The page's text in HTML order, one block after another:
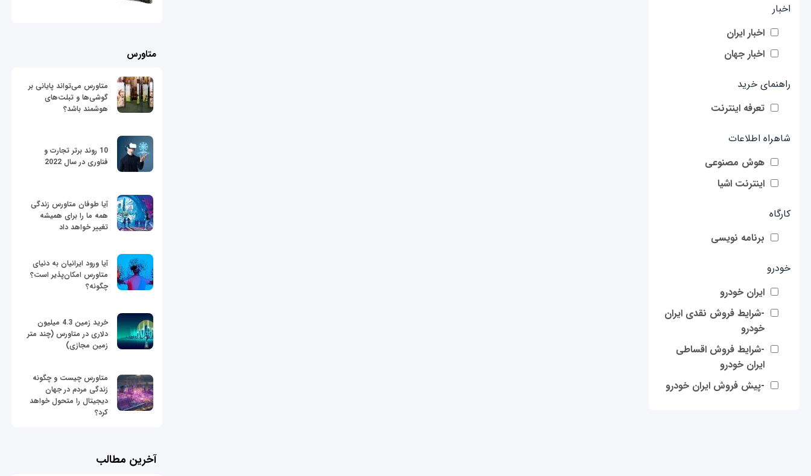
اخبار
اخبار ایران
اخبار جهان
راهنمای خرید
تعرفه اینترنت
شاهراه اطلاعات
هوش مصنوعی
اینترنت اشیا
کارگاه
برنامه نویسی
خودرو
ایران خودرو
-شرایط فروش نقدی ایران
خودرو
-شرایط فروش اقساطی
ایران خودرو
-پیش فروش ایران خودرو
متاورس
متاورس می‌تواند پایانی بر
گوشی‌ها و تبلت‌های
هوشمند باشد؟
10 روند برتر تجارت و
فناوری در سال 2022
آیا طوفان متاورس زندگی
همه ما را برای همیشه
تغییر خواهد داد
آیا ورود ایرانیان به دنیای
متاورس امکان‌پذیر است؟
چگونه؟
خرید زمین 4.3 میلیون
دلاری در متاورس (چند متر
زمین مجازی)
متاورس چیست و چگونه
زندگی مردم در جهان
دیجیتال را متحول خواهد
کرد؟
آخرین مطالب